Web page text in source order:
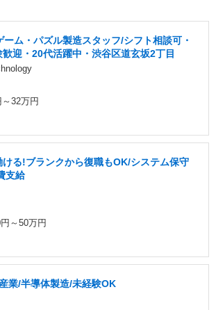
ーム・パズル製造スタッフ/シフト相談可・
迎・20代活躍中・渋谷区道玄坂2丁目
32万円
ける!ブランクから復職もOK/システム保守
支給
～50万円
業/半導体製造/未経験OK